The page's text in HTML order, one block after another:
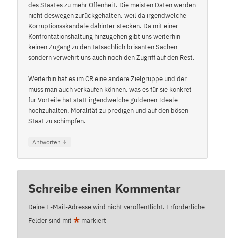
des Staates zu mehr Offenheit. Die meisten Daten werden
nicht deswegen zurückgehalten, weil da irgendwelche
Korruptionsskandale dahinter stecken. Da mit einer
Konfrontationshaltung hinzugehen gibt uns weiterhin
keinen Zugang zu den tatsächlich brisanten Sachen
sondern verwehrt uns auch noch den Zugriff auf den Rest.
Weiterhin hat es im CR eine andere Zielgruppe und der
muss man auch verkaufen können, was es für sie konkret
für Vorteile hat statt irgendwelche güldenen Ideale
hochzuhalten, Moralität zu predigen und auf den bösen
Staat zu schimpfen.
Antworten ↓
Schreibe einen Kommentar
Deine E-Mail-Adresse wird nicht veröffentlicht. Erforderliche
Felder sind mit* markiert